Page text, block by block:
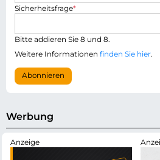
M
l
-
d
r
s
e
P
i
h
t
f
d
Sicherheitsfrage*
Bitte addieren Sie 8 und 8.
Weitere Informationen finden Sie hier.
Abonnieren
Werbung